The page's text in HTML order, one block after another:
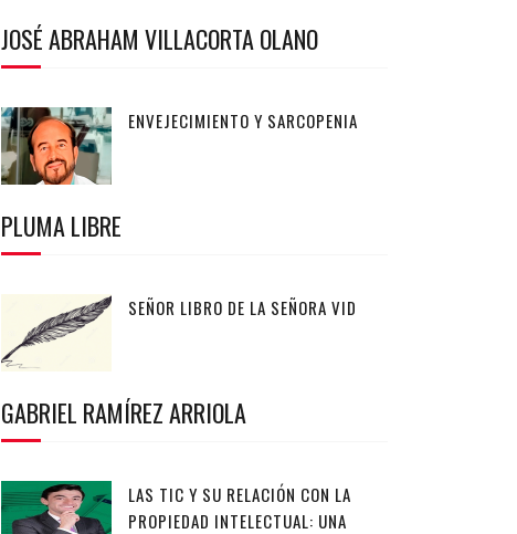
JOSÉ ABRAHAM VILLACORTA OLANO
ENVEJECIMIENTO Y SARCOPENIA
PLUMA LIBRE
SEÑOR LIBRO DE LA SEÑORA VID
GABRIEL RAMÍREZ ARRIOLA
LAS TIC Y SU RELACIÓN CON LA
PROPIEDAD INTELECTUAL: UNA